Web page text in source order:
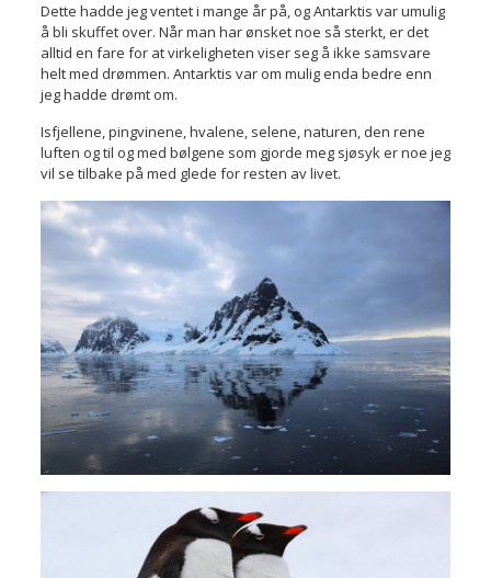
Dette hadde jeg ventet i mange år på, og Antarktis var umulig
å bli skuffet over. Når man har ønsket noe så sterkt, er det
alltid en fare for at virkeligheten viser seg å ikke samsvare
helt med drømmen. Antarktis var om mulig enda bedre enn
jeg hadde drømt om.
Isfjellene, pingvinene, hvalene, selene, naturen, den rene
luften og til og med bølgene som gjorde meg sjøsyk er noe jeg
vil se tilbake på med glede for resten av livet.